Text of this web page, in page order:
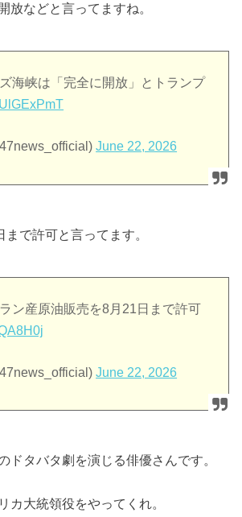
放などと言ってますね。
海峡は「完全に開放」とトランプ
June 22, 2026
で許可と言ってます。
ン産原油販売を8月21日まで許可
June 22, 2026
ドタバタ劇を演じる俳優さんです。
カ大統領役をやってくれ。